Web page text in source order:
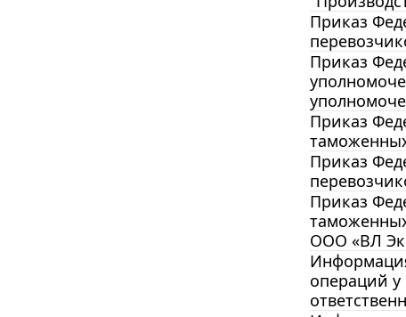
Приказ
Приказ
Приказ
Приказ
Приказ
ООО «ВЛ
операций